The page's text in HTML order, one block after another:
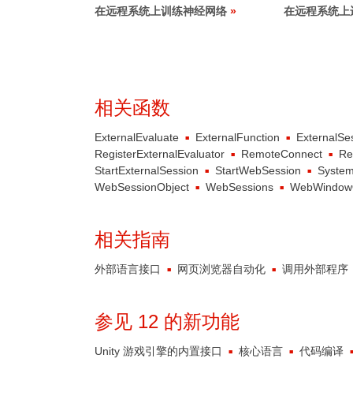
在远程系统上训练神经网络 在远程系统上
相关函数
ExternalEvaluate ExternalFunction
RegisterExternalEvaluator
RemoteConnect
StartExternalSession
StartWebSession
WebSessionObject
WebSessions
相关指南
外部语言接口 网页浏览器自动化 调用外部程序
参见 12 的新功能
Unity 游戏引擎的内置接口 核心语言 代码编译